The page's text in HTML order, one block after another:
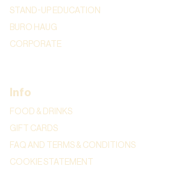
STAND-UP EDUCATION
BURO HAUG
CORPORATE
Info
FOOD & DRINKS
GIFT CARDS
FAQ AND TERMS & CONDITIONS
COOKIE STATEMENT